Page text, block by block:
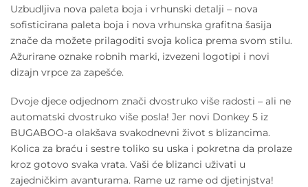
Uzbudljiva nova paleta boja i vrhunski detalji – nova
sofisticirana paleta boja i nova vrhunska grafitna šasija
znače da možete prilagoditi svoja kolica prema svom stilu.
Ažurirane oznake robnih marki, izvezeni logotipi i novi
dizajn vrpce za zapešće.
Dvoje djece odjednom znači dvostruko više radosti – ali ne
automatski dvostruko više posla! Jer novi Donkey 5 iz
BUGABOO-a olakšava svakodnevni život s blizancima.
Kolica za braću i sestre toliko su uska i pokretna da prolaze
kroz gotovo svaka vrata. Vaši će blizanci uživati u
zajedničkim avanturama. Rame uz rame od djetinjstva!